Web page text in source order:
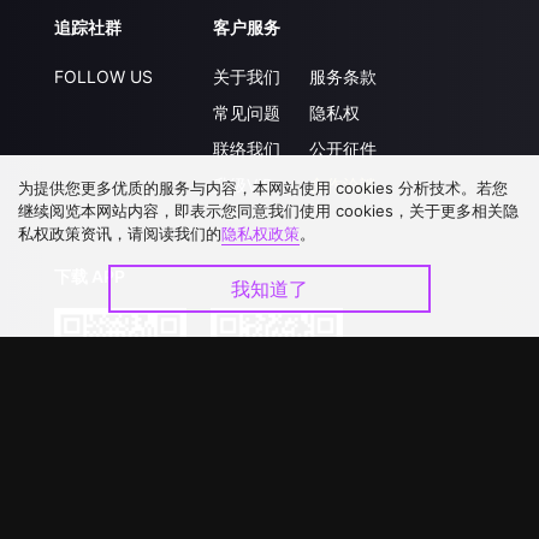
追踪社群
FOLLOW US
客户服务
关于我们
常见问题
联络我们
升级VIP
服务条款
隐私权
公开征件
合作洽談
为提供您更多优质的服务与内容，本网站使用 cookies 分析技术。若您
继续阅览本网站内容，即表示您同意我们使用 cookies，关于更多相关隐
私权政策资讯，请阅读我们的隐私权政策。
我知道了